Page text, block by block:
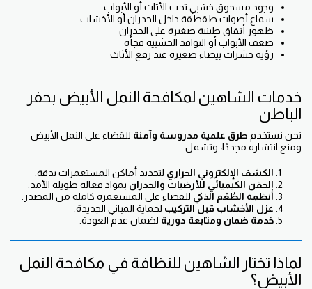
وجود مسحوق خشبي تحت الأثاث أو الأبواب
سماع أصوات طقطقة داخل الجدران أو الأخشاب
ظهور أنفاق طينية صغيرة على الجدران
ضعف الأبواب أو النوافذ الخشبية فجأة
رؤية حشرات بيضاء صغيرة عند رفع الأثاث
خدمات الشاهين لمكافحة النمل الأبيض بحفر
الباطن
نحن نستخدم طرق علمية مدروسة وآمنة للقضاء على النمل الأبيض
ومنع انتشاره مجددًا، وتشمل:
الكشف الإلكتروني الحراري لتحديد أماكن المستعمرات بدقة.
الحقن الكيميائي للأرضيات والجدران بمواد فعالة طويلة الأمد.
أنظمة الطُعْم الذكي للقضاء على المستعمرة كاملة من المصدر.
عزل الأخشاب قبل التركيب لحماية المباني الجديدة.
خدمة ضمان ومتابعة دورية لضمان عدم العودة.
لماذا تختار الشاهين للنظافة في مكافحة النمل
الأبيض؟